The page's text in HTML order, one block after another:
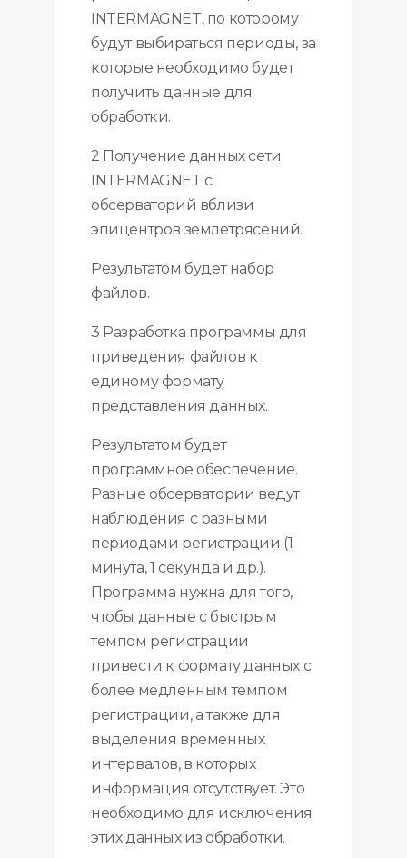
INTERMAGNET, по которому
будут выбираться периоды, за
которые необходимо будет
получить данные для
обработки.
2 Получение данных сети
INTERMAGNET с
обсерваторий вблизи
эпицентров землетрясений.
Результатом будет набор
файлов.
3 Разработка программы для
приведения файлов к
единому формату
представления данных.
Результатом будет
программное обеспечение.
Разные обсерватории ведут
наблюдения с разными
периодами регистрации (1
минута, 1 секунда и др.).
Программа нужна для того,
чтобы данные с быстрым
темпом регистрации
привести к формату данных с
более медленным темпом
регистрации, а также для
выделения временных
интервалов, в которых
информация отсутствует. Это
необходимо для исключения
этих данных из обработки.